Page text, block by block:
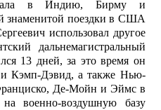
в Индию, Бирму и
знаменитой поездки в США
использовал другое
дальнемагистральный
13 дней, за это время он
и Кэмп-Дэвид, а также Нью-
Де-Мойн и Эймс в
военно-воздушную базу